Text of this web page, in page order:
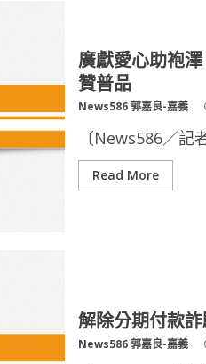
廣獻愛心助袍
贊普品
News586 郭嘉良-嘉義
〔News586／記
Read More
解除分期付款
News586 郭嘉良-嘉義